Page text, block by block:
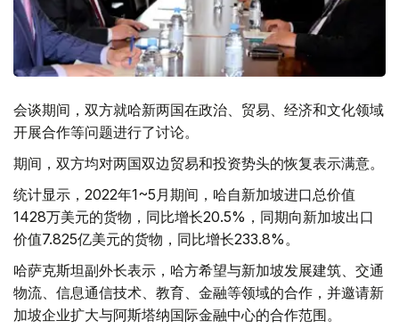
会谈期间，双方就哈新两国在政治、贸易、经济和文化领域
开展合作等问题进行了讨论。
期间，双方均对两国双边贸易和投资势头的恢复表示满意。
统计显示，2022年1~5月期间，哈自新加坡进口总价值
1428万美元的货物，同比增长20.5%，同期向新加坡出口
价值7.825亿美元的货物，同比增长233.8%。
哈萨克斯坦副外长表示，哈方希望与新加坡发展建筑、交通
物流、信息通信技术、教育、金融等领域的合作，并邀请新
加坡企业扩大与阿斯塔纳国际金融中心的合作范围。